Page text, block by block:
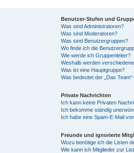
Benutzer-Stufen und
Was sind Administratoren?
Was sind Moderatoren?
Was sind Benutzergruppen?
Wo finde ich die
Wie werde ich Gruppenleiter?
Weshalb werden
Was ist eine Hauptgruppe?
Was bedeutet der „Das
Private Nachrichten
Ich kann keine Privaten
Ich bekomme ständig
Ich habe eine Spam-E-Mail
Freunde und ignorierte
Wozu benötige ich die Listen
Wie kann ich Mitglieder zur